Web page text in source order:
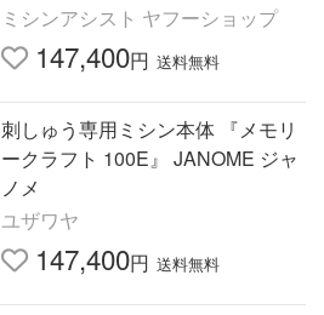
ミシンアシスト ヤフーショップ
147,400円 送料無料
刺しゅう専用ミシン本体 『メモリ
ークラフト 100E』 JANOME ジャ
ノメ
ユザワヤ
147,400円 送料無料